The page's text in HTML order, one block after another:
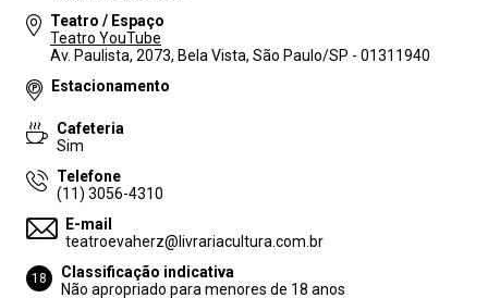
Teatro / Espaço
Teatro YouTube
Av. Paulista, 2073, Bela Vista, São Paulo/SP - 01311940
Estacionamento
Cafeteria
Sim
Telefone
(11) 3056-4310
E-mail
teatroevaherz@livrariacultura.com.br
18
Classificação indicativa
Não apropriado para menores de 18 anos